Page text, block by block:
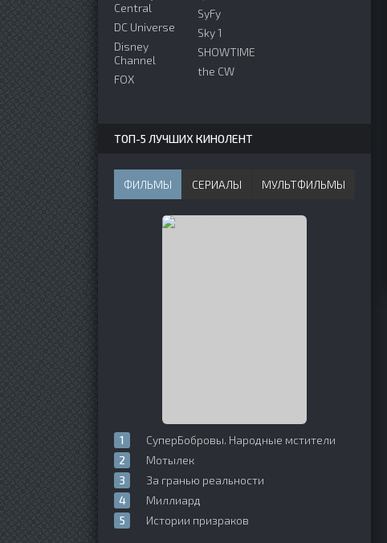
Central
DC Universe
Disney
Channel
FOX
SyFy
Sky 1
SHOWTIME
the CW
ТОП-5 ЛУЧШИХ КИНОЛЕНТ
ФИЛЬМЫ СЕРИАЛЫ МУЛЬТФИЛЬМЫ
СуперБобровы. Народные мстители
Мотылек
За гранью реальности
Миллиард
Истории призраков